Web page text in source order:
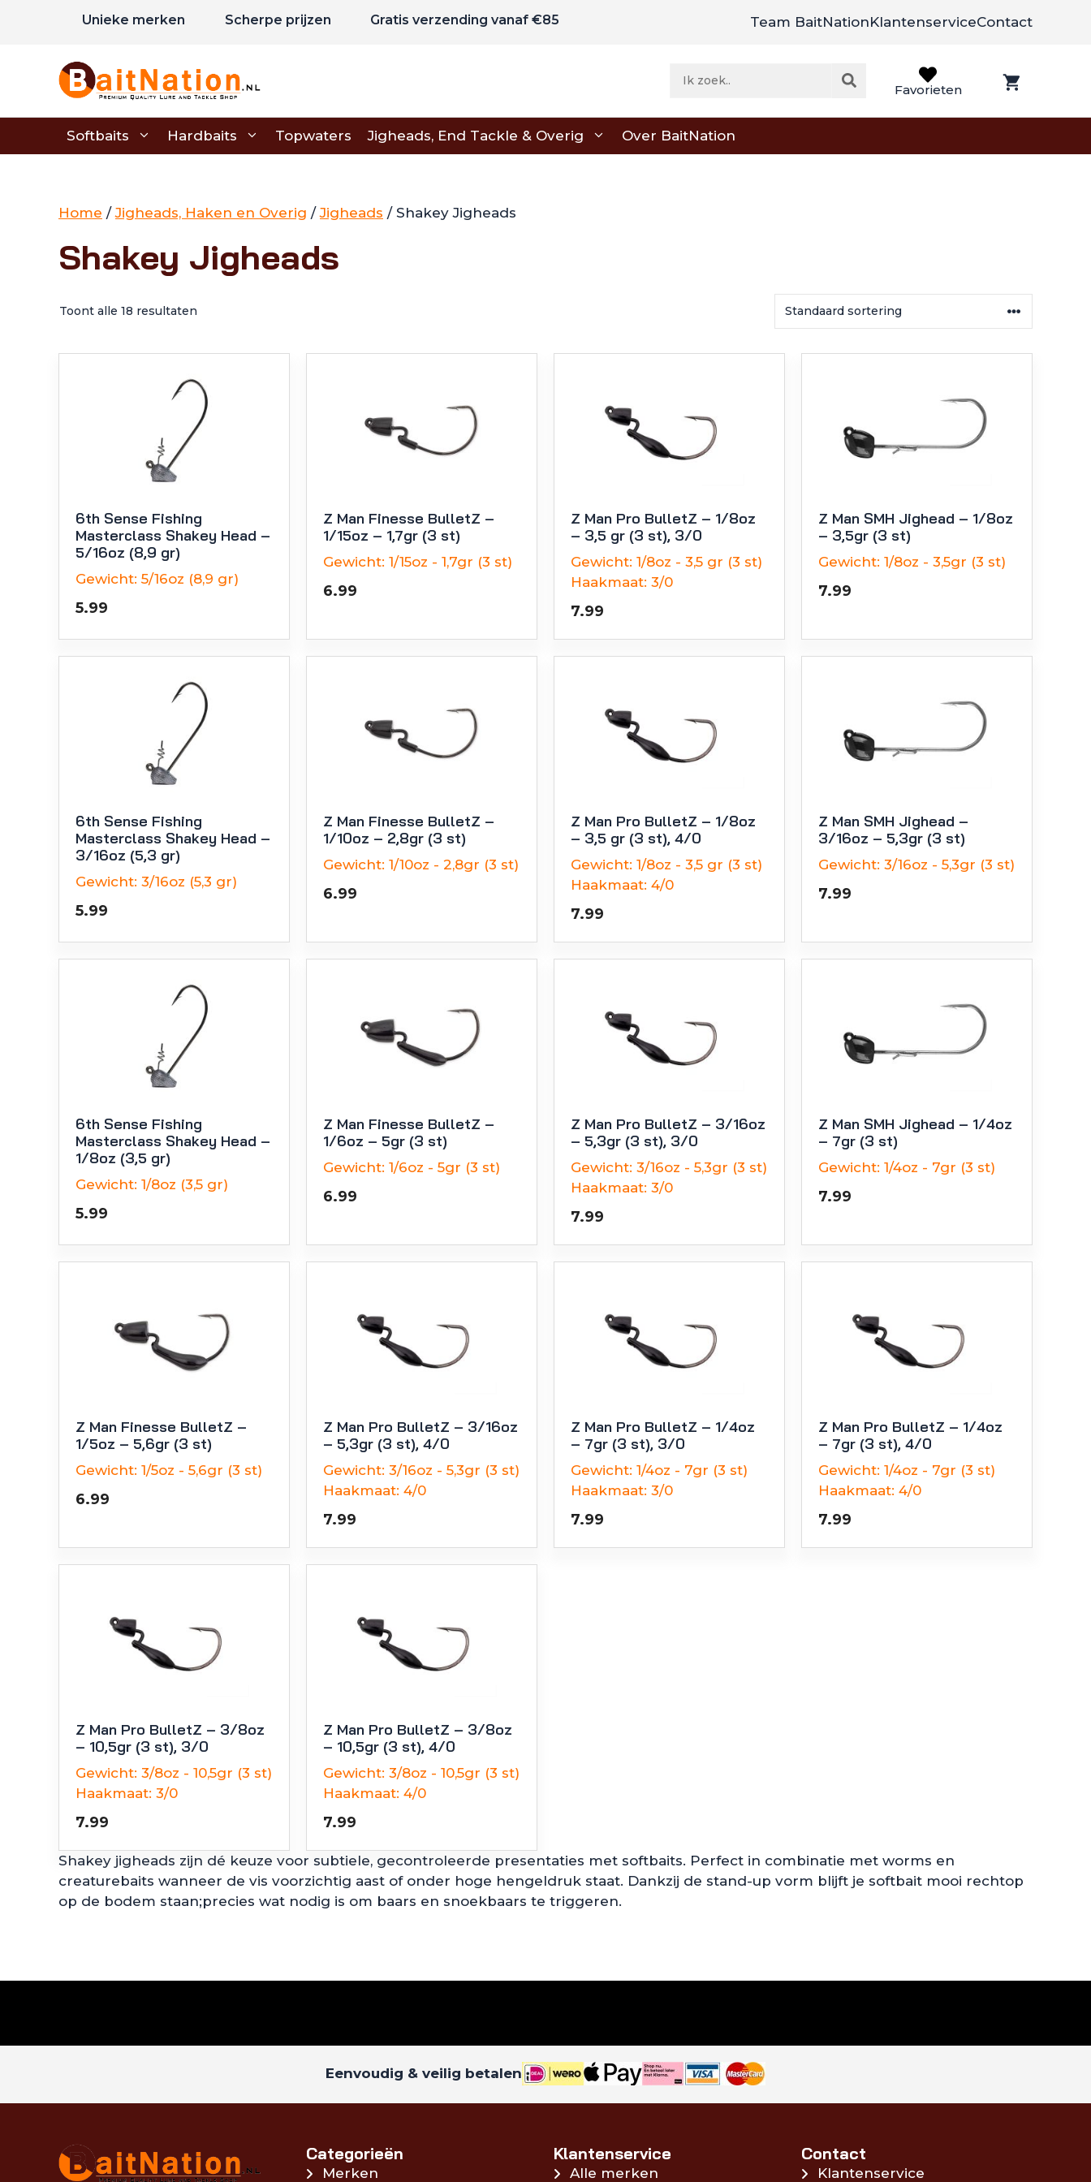
Unieke merken Scherpe prijzen Gratis verzending vanaf €85 Team BaitNationKlantenserviceContact
Favorieten
Softbaits Hardbaits Topwaters Jigheads, End Tackle & Overig Over BaitNation
Home /Jigheads, Haken en Overig /Jigheads / Shakey Jigheads
Shakey Jigheads
Toont alle 18 resultaten
6th Sense Fishing
Masterclass Shakey Head –
5/16oz (8,9 gr)
Gewicht: 5/16oz (8,9 gr)
5.99
Z Man Finesse BulletZ –
1/15oz – 1,7gr (3 st)
Gewicht: 1/15oz - 1,7gr (3 st)
6.99
Z Man Pro BulletZ – 1/8oz
– 3,5 gr (3 st), 3/0
Gewicht: 1/8oz - 3,5 gr (3 st)
Haakmaat: 3/0
7.99
Z Man SMH Jighead – 1/8oz
– 3,5gr (3 st)
Gewicht: 1/8oz - 3,5gr (3 st)
7.99
6th Sense Fishing
Masterclass Shakey Head –
3/16oz (5,3 gr)
Gewicht: 3/16oz (5,3 gr)
5.99
Z Man Finesse BulletZ –
1/10oz – 2,8gr (3 st)
Gewicht: 1/10oz - 2,8gr (3 st)
6.99
Z Man Pro BulletZ – 1/8oz
– 3,5 gr (3 st), 4/0
Gewicht: 1/8oz - 3,5 gr (3 st)
Haakmaat: 4/0
7.99
Z Man SMH Jighead –
3/16oz – 5,3gr (3 st)
Gewicht: 3/16oz - 5,3gr (3 st)
7.99
6th Sense Fishing
Masterclass Shakey Head –
1/8oz (3,5 gr)
Gewicht: 1/8oz (3,5 gr)
5.99
Z Man Finesse BulletZ –
1/6oz – 5gr (3 st)
Gewicht: 1/6oz - 5gr (3 st)
6.99
Z Man Pro BulletZ – 3/16oz
– 5,3gr (3 st), 3/0
Gewicht: 3/16oz - 5,3gr (3 st)
Haakmaat: 3/0
7.99
Z Man SMH Jighead – 1/4oz
– 7gr (3 st)
Gewicht: 1/4oz - 7gr (3 st)
7.99
Z Man Finesse BulletZ –
1/5oz – 5,6gr (3 st)
Gewicht: 1/5oz - 5,6gr (3 st)
6.99
Z Man Pro BulletZ – 3/16oz
– 5,3gr (3 st), 4/0
Gewicht: 3/16oz - 5,3gr (3 st)
Haakmaat: 4/0
7.99
Z Man Pro BulletZ – 1/4oz
– 7gr (3 st), 3/0
Gewicht: 1/4oz - 7gr (3 st)
Haakmaat: 3/0
7.99
Z Man Pro BulletZ – 1/4oz
– 7gr (3 st), 4/0
Gewicht: 1/4oz - 7gr (3 st)
Haakmaat: 4/0
7.99
Z Man Pro BulletZ – 3/8oz
– 10,5gr (3 st), 3/0
Gewicht: 3/8oz - 10,5gr (3 st)
Haakmaat: 3/0
7.99
Z Man Pro BulletZ – 3/8oz
– 10,5gr (3 st), 4/0
Gewicht: 3/8oz - 10,5gr (3 st)
Haakmaat: 4/0
7.99
Shakey jigheads zijn dé keuze voor subtiele, gecontroleerde presentaties met softbaits. Perfect in combinatie met worms en
creaturebaits wanneer de vis voorzichtig aast of onder hoge hengeldruk staat. Dankzij de stand-up vorm blijft je softbait mooi rechtop
op de bodem staan;precies wat nodig is om baars en snoekbaars te triggeren.
Eenvoudig & veilig betalen
Categorieën
Merken
Klantenservice
Alle merken
Contact
Klantenservice